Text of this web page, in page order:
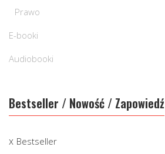
Prawo
E-booki
Audiobooki
Bestseller / Nowość / Zapowiedź
Bestseller